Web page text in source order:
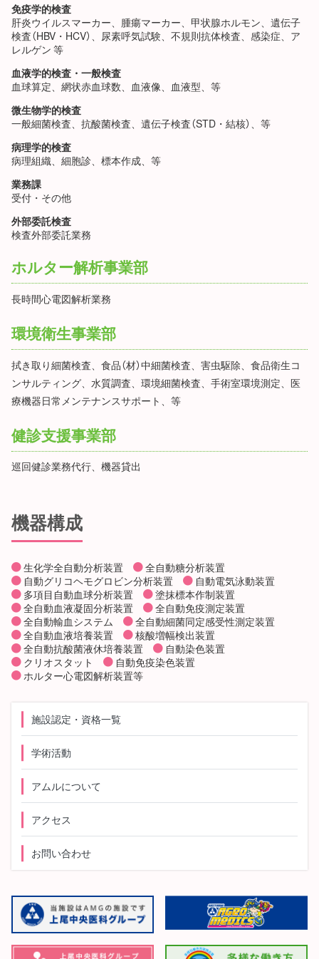
免疫学的検査
肝炎ウイルスマーカー、腫瘍マーカー、甲状腺ホルモン、遺伝子
検査（HBV・HCV）、尿素呼気試験、不規則抗体検査、感染症、ア
レルゲン 等
血液学的検査・一般検査
血球算定、網状赤血球数、血液像、血液型、等
微生物学的検査
一般細菌検査、抗酸菌検査、遺伝子検査（STD・結核）、等
病理学的検査
病理組織、細胞診、標本作成、等
業務課
受付・その他
外部委託検査
検査外部委託業務
ホルター解析事業部
長時間心電図解析業務
環境衛生事業部
拭き取り細菌検査、食品（材）中細菌検査、害虫駆除、食品衛生コ
ンサルティング、水質調査、環境細菌検査、手術室環境測定、医
療機器日常メンテナンスサポート、等
健診支援事業部
巡回健診業務代行、機器貸出
機器構成
生化学全自動分析装置
全自動糖分析装置
自動グリコヘモグロビン分析装置
自動電気泳動装置
多項目自動血球分析装置
塗抹標本作制装置
全自動血液凝固分析装置
全自動免疫測定装置
全自動輸血システム
全自動細菌同定感受性測定装置
全自動血液培養装置
核酸増幅検出装置
全自動抗酸菌液休培養装置
自動染色装置
クリオスタット
自動免疫染色装置
ホルター心電図解析装置等
施設認定・資格一覧
学術活動
アムルについて
アクセス
お問い合わせ